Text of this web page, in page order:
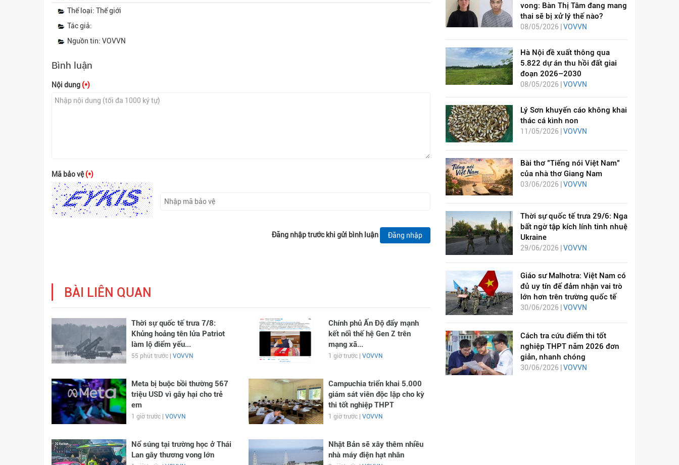
Thể loại: Thế giới
Tác giả:
Nguồn tin: VOVVN
Bình luận
Nội dung (*)
Mã bảo vệ(*)
Đăng nhập trước khi gửi bình luận Đăng nhập
BÀI LIÊN QUAN
Thời sự quốc tế trưa 7/8:
Khủng hoảng tên lửa Patriot
làm lộ điểm yếu...
55 phút trước | VOVVN
Chính phủ Ấn Độ đẩy mạnh
kết nối thế hệ Gen Z trên
mạng xã...
1 giờ trước | VOVVN
Meta bị buộc bồi thường 567
triệu USD vì gây hại cho trẻ
em
1 giờ trước | VOVVN
Campuchia triển khai 5.000
giám sát viên độc lập cho kỳ
thi tốt nghiệp THPT
1 giờ trước | VOVVN
Nổ súng tại trường học ở Thái
Lan gây thương vong lớn
Nhật Bản sẽ xây thêm nhiều
nhà máy điện hạt nhân
vong: Bàn Thị Tâm đang mang
thai sẽ bị xử lý thế nào?
08/05/2026 | VOVVN
Hà Nội đề xuất thông qua
5.822 dự án thu hồi đất giai
đoạn 2026–2030
08/05/2026 | VOVVN
Lý Sơn khuyến cáo không khai
thác cá kình non
11/05/2026 | VOVVN
Bài thơ "Tiếng nói Việt Nam"
của nhà thơ Giang Nam
03/06/2026 | VOVVN
Thời sự quốc tế trưa 29/6: Nga
bất ngờ tập kích lính tinh nhuệ
Ukraine
29/06/2026 | VOVVN
Giáo sư Malhotra: Việt Nam có
đủ uy tín để đảm nhận vai trò
lớn hơn trên trường quốc tế
30/06/2026 |VOVVN
Cách tra cứu điểm thi tốt
nghiệp THPT năm 2026 đơn
giản, nhanh chóng
30/06/2026 | VOVVN